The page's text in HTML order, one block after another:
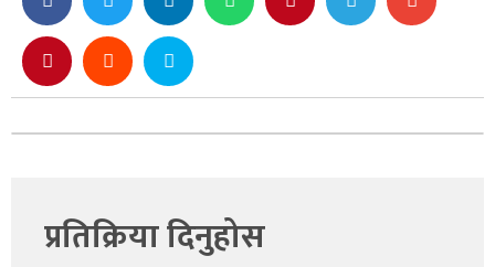
प्रतिक्रिया दिनुहोस